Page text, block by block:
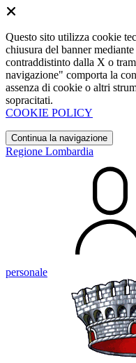
Questo sito utilizza cookie
chiusura del banner
contraddistinto dalla X o
navigazione" comporta la
assenza di cookie o altri
sopracitati.
COOKIE POLICY
Continua la navigazione
Regione Lombardia
personale